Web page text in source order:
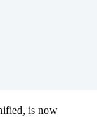
is now